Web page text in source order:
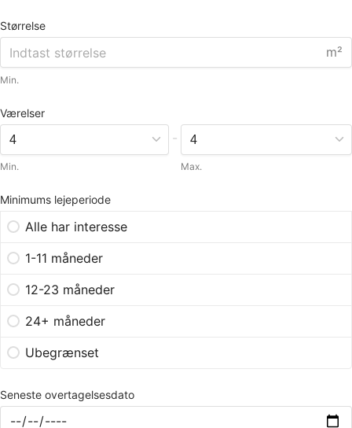
Størrelse
m²
Min.
Værelser
Min.
-
Max.
Minimums lejeperiode
Alle har interesse
1-11 måneder
12-23 måneder
24+ måneder
Ubegrænset
Seneste overtagelsesdato